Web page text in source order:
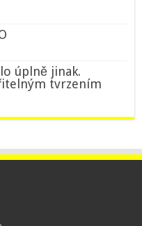
úplně jinak.
tvrzením